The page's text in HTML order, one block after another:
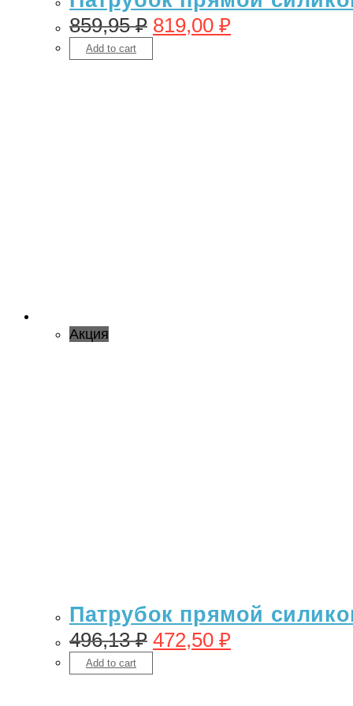
859,95₽ 819,00 ₽
Add to cart
Акция
Патрубок прямой
496,13₽ 472,50 ₽
Add to cart